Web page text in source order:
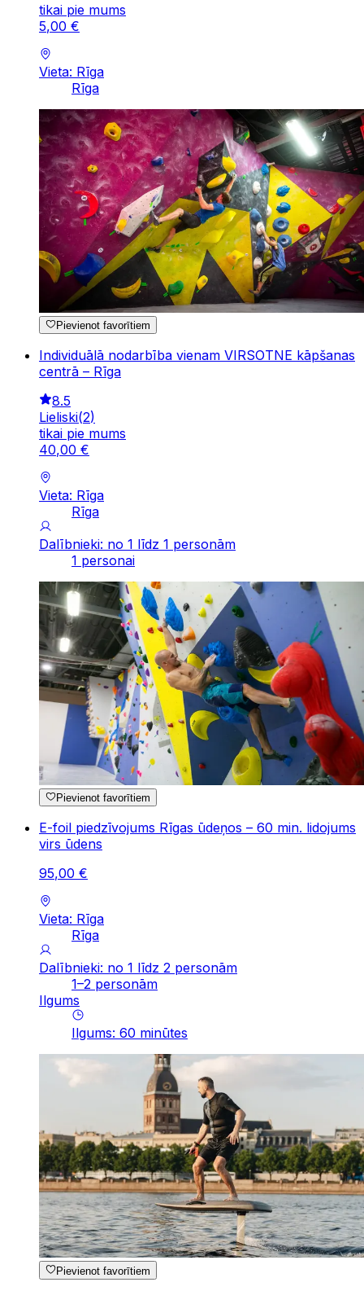
tikai pie mums
5,00 €
Vieta: Rīga
Rīga
Pievienot favorītiem
Individuālā nodarbība vienam VIRSOTNE kāpšanas
centrā – Rīga
8.5
Lieliski(2)
tikai pie mums
40,00 €
Vieta: Rīga
Rīga
Dalībnieki: no 1 līdz 1 personām
1 personai
Pievienot favorītiem
E-foil piedzīvojums Rīgas ūdeņos – 60 min. lidojums
virs ūdens
95,00 €
Vieta: Rīga
Rīga
Dalībnieki: no 1 līdz 2 personām
1–2 personām
Ilgums
Ilgums: 60 minūtes
Pievienot favorītiem